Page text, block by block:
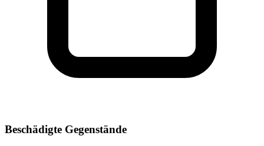
Beschädigte Gegenstände